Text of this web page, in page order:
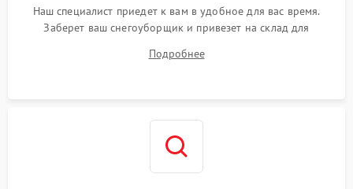
Наш специалист приедет к вам в удобное для вас время.
Заберет ваш снегоуборщик и привезет на склад для
Подробнее